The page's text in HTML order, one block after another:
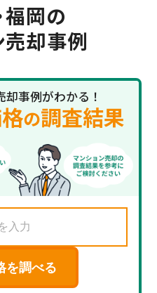
福岡の
売却事例
事例がわかる！
の調査結果
を調べる